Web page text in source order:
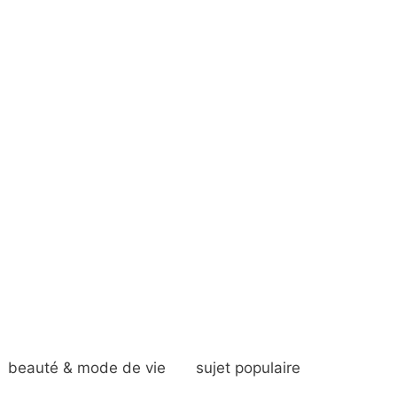
beauté & mode de vie sujet populaire